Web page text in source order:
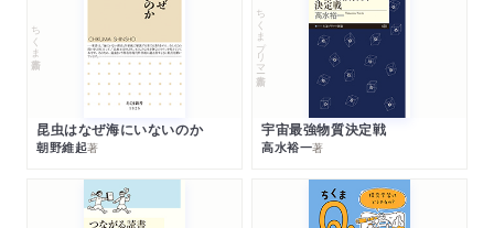
ちくま新書
昆虫はなぜ海にいないのか
朝野維起著
ちくまプリマー新書
宇宙最強物質決定戦
高水裕一著